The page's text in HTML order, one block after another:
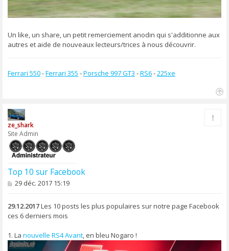
Un like, un share, un petit remerciement anodin qui s'additionne aux
autres et aide de nouveaux lecteurs/trices à nous découvrir.
Ferrari 550-Ferrari 355 -Porsche 997 GT3 -RS6-225xe
ze_shark
Site Admin
Top 10 sur Facebook
M
s
a
g
29 déc. 2017 15:19
29.12.2017Les 10 posts les plus populaires sur notre page Facebook
ces 6 derniers mois
1. La nouvelle RS4 Avant, en bleu Nogaro !